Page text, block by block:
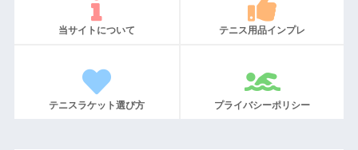
当サイトについて テニス用品インプレ
テニスラケット選び方 プライバシーポリシー